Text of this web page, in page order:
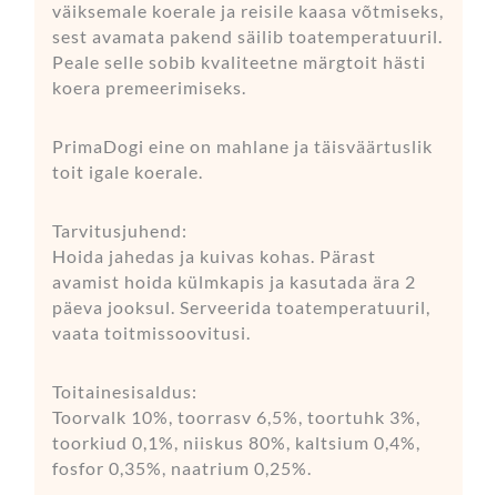
väiksemale koerale ja reisile kaasa võtmiseks,
sest avamata pakend säilib toatemperatuuril.
Peale selle sobib kvaliteetne märgtoit hästi
koera premeerimiseks.
PrimaDogi eine on mahlane ja täisväärtuslik
toit igale koerale.
Tarvitusjuhend:
Hoida jahedas ja kuivas kohas. Pärast
avamist hoida külmkapis ja kasutada ära 2
päeva jooksul. Serveerida toatemperatuuril,
vaata toitmissoovitusi.
Toitainesisaldus:
Toorvalk 10%, toorrasv 6,5%, toortuhk 3%,
toorkiud 0,1%, niiskus 80%, kaltsium 0,4%,
fosfor 0,35%, naatrium 0,25%.